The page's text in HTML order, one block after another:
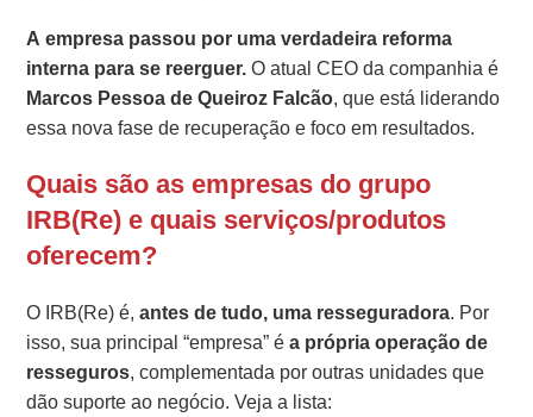
A empresa passou por uma verdadeira reforma
interna para se reerguer.O atual CEO da companhia é
Marcos Pessoa de Queiroz Falcão, que está liderando
essa nova fase de recuperação e foco em resultados.
Quais são as empresas do grupo
IRB(Re) e quais serviços/produtos
oferecem?
O IRB(Re) é,antes de tudo, uma resseguradora. Por
isso, sua principal “empresa” éa própria operação de
resseguros, complementada por outras unidades que
dão suporte ao negócio. Veja a lista: